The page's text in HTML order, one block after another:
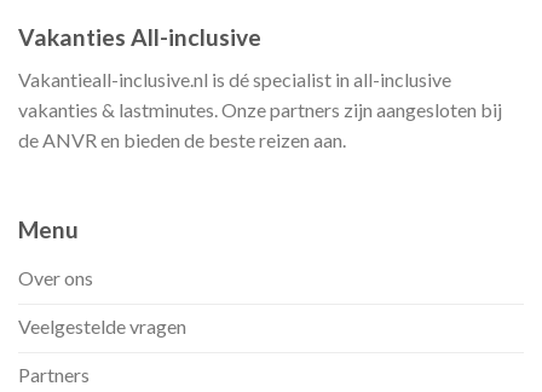
Vakanties All-inclusive
Vakantieall-inclusive.nl is dé specialist in all-inclusive
vakanties & lastminutes. Onze partners zijn aangesloten bij
de ANVR en bieden de beste reizen aan.
Menu
Over ons
Veelgestelde vragen
Partners